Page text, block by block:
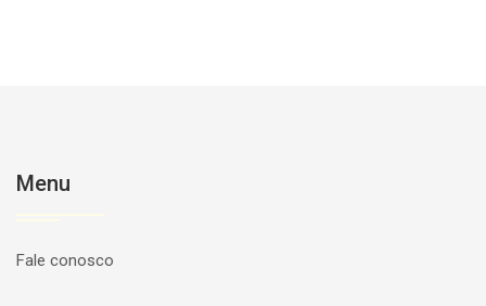
Menu
Fale conosco